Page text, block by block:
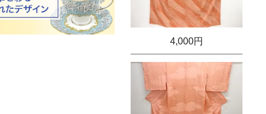
4,000円